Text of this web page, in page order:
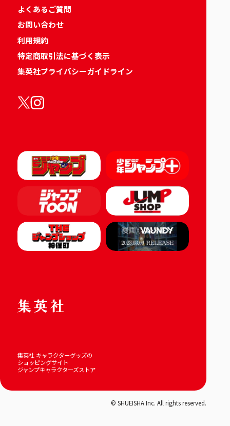
よくあるご質問
お問い合わせ
利用規約
特定商取引法に基づく表示
集英社プライバシーガイドライン
集英社 キャラクターグッズの
ショッピングサイト
ジャンプキャラクターズストア
© SHUEISHA Inc. All rights reserved.